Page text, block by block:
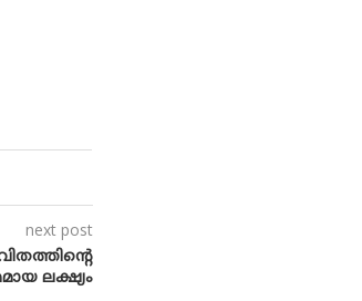
next post
ലക്ഷ്യം